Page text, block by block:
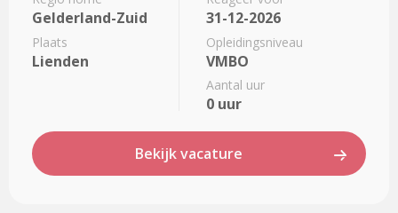
Gelderland-Zuid
Plaats
Lienden
31-12-2026
Opleidingsniveau
VMBO
Aantal uur
0 uur
Bekijk vacature
zoekt
vrijwilligers